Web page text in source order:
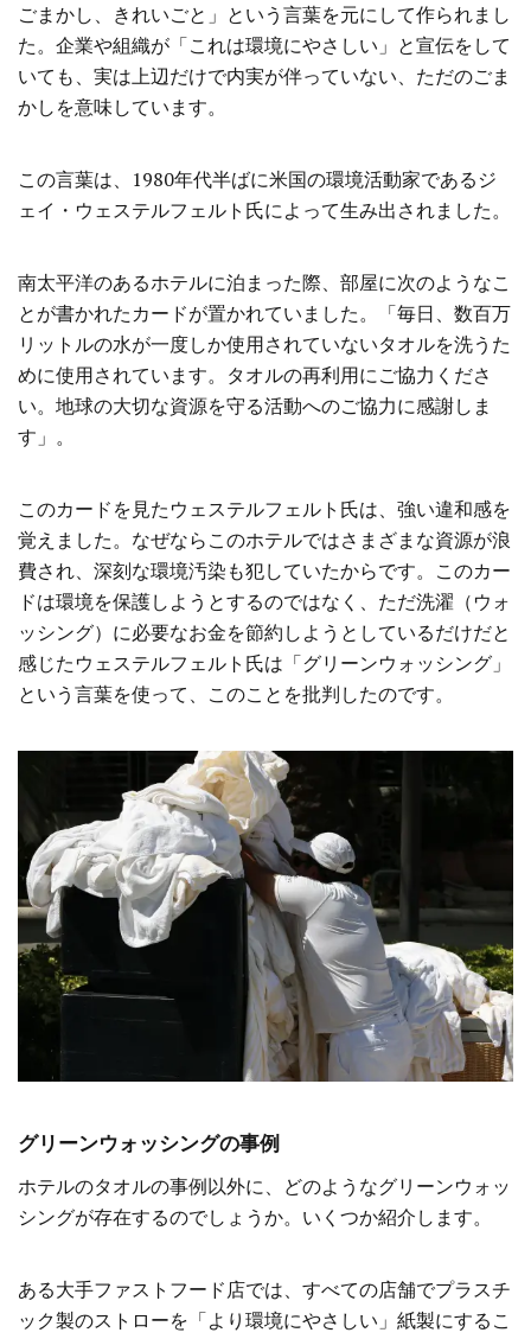
ごまかし、きれいごと」という言葉を元にして作られまし
た。企業や組織が「これは環境にやさしい」と宣伝をして
いても、実は上辺だけで内実が伴っていない、ただのごま
かしを意味しています。
この言葉は、1980年代半ばに米国の環境活動家であるジ
ェイ・ウェステルフェルト氏によって生み出されました。
南太平洋のあるホテルに泊まった際、部屋に次のようなこ
とが書かれたカードが置かれていました。「毎日、数百万
リットルの水が一度しか使用されていないタオルを洗うた
めに使用されています。タオルの再利用にご協力くださ
い。地球の大切な資源を守る活動へのご協力に感謝しま
す」。
このカードを見たウェステルフェルト氏は、強い違和感を
覚えました。なぜならこのホテルではさまざまな資源が浪
費され、深刻な環境汚染も犯していたからです。このカー
ドは環境を保護しようとするのではなく、ただ洗濯（ウォ
ッシング）に必要なお金を節約しようとしているだけだと
感じたウェステルフェルト氏は「グリーンウォッシング」
という言葉を使って、このことを批判したのです。
グリーンウォッシングの事例
ホテルのタオルの事例以外に、どのようなグリーンウォッ
シングが存在するのでしょうか。いくつか紹介します。
ある大手ファストフード店では、すべての店舗でプラスチ
ック製のストローを「より環境にやさしい」紙製にするこ